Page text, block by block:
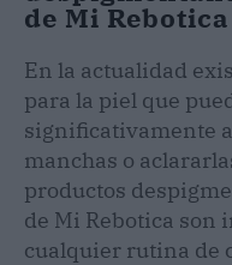
de Mi Rebotica
En la actualidad
para la piel que
significativamente
manchas o
productos
de Mi Rebotica son
cualquier rutina de